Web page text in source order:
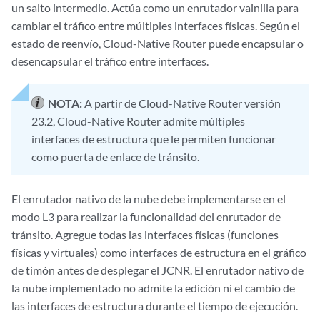
un salto intermedio. Actúa como un enrutador vainilla para
cambiar el tráfico entre múltiples interfaces físicas. Según el
estado de reenvío, Cloud-Native Router puede encapsular o
desencapsular el tráfico entre interfaces.
NOTA:A partir de Cloud-Native Router versión
23.2, Cloud-Native Router admite múltiples
interfaces de estructura que le permiten funcionar
como puerta de enlace de tránsito.
El enrutador nativo de la nube debe implementarse en el
modo L3 para realizar la funcionalidad del enrutador de
tránsito. Agregue todas las interfaces físicas (funciones
físicas y virtuales) como interfaces de estructura en el gráfico
de timón antes de desplegar el JCNR. El enrutador nativo de
la nube implementado no admite la edición ni el cambio de
las interfaces de estructura durante el tiempo de ejecución.